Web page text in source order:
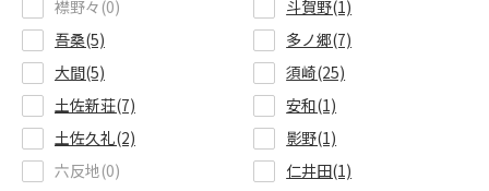
襟野々(0)
斗賀野(1)
吾桑(5)
多ノ郷(7)
大間(5)
須崎(25)
土佐新荘(7)
安和(1)
土佐久礼(2)
影野(1)
六反地(0)
仁井田(1)